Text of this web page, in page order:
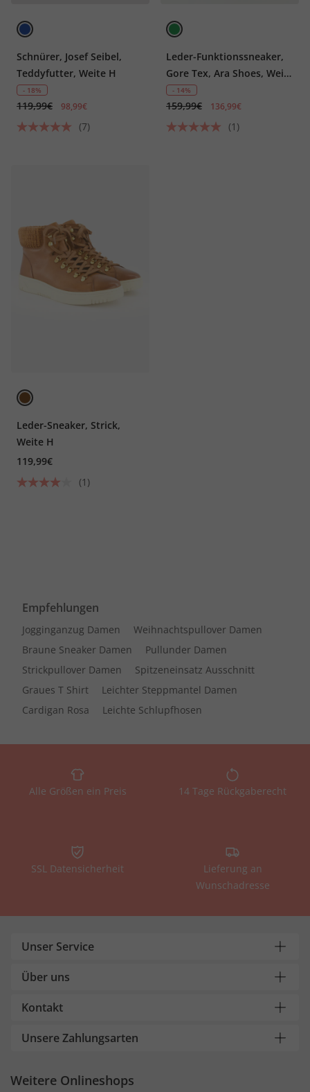
Schnürer, Josef Seibel,
Teddyfutter, Weite H
- 18%
119,99€ 98,99€
(7)
Leder-Funktionssneaker,
Gore Tex, Ara Shoes, Weite
H- 14%
159,99€ 136,99€
(1)
Leder-Sneaker, Strick,
Weite H
119,99€
(1)
Empfehlungen
Jogginganzug Damen
Weihnachtspullover Damen
Braune Sneaker Damen
Pullunder Damen
Strickpullover Damen
Spitzeneinsatz Ausschnitt
Graues T Shirt
Leichter Steppmantel Damen
Cardigan Rosa
Leichte Schlupfhosen
Alle Größen ein Preis 14 Tage Rückgaberecht
SSL Datensicherheit
Lieferung an
Wunschadresse
Unser Service
Über uns
Kontakt
Unsere Zahlungsarten
Weitere Onlineshops